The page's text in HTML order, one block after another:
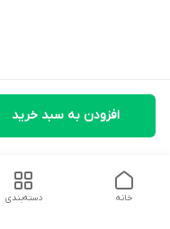
افزودن به سبد خرید
دسته‌بندی خانه